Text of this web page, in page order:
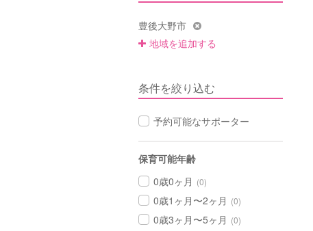
豊後大野市
地域を追加する
条件を絞り込む
予約可能なサポーター
保育可能年齢
0歳0ヶ月 (0)
0歳1ヶ月〜2ヶ月 (0)
0歳3ヶ月〜5ヶ月 (0)